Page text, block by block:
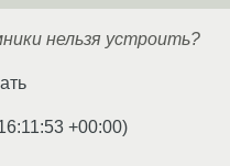
нельзя устроить?
+00:00)